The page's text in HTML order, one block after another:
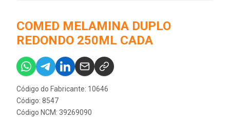
COMED MELAMINA DUPLO
REDONDO 250ML CADA
Código do Fabricante: 10646
Código: 8547
Código NCM: 39269090